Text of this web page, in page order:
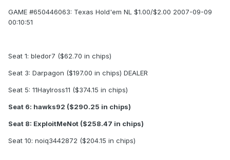
GAME #650446063: Texas Hold'em NL $1.00/$2.00 2007-09-09
00:10:51
Seat 1: bledor7 ($62.70 in chips)
Seat 3: Darpagon ($197.00 in chips) DEALER
Seat 5: 11Haylross11 ($374.15 in chips)
Seat 6: hawks92 ($290.25 in chips)
Seat 8: ExploitMeNot ($258.47 in chips)
Seat 10: noiq3442872 ($204.15 in chips)